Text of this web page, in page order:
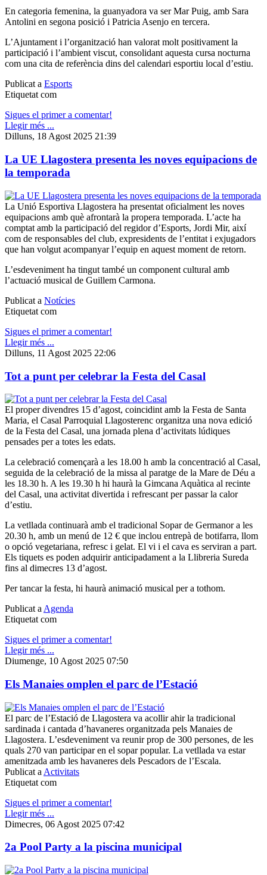
En categoria femenina, la guanyadora va ser Mar Puig, amb Sara
Antolini en segona posició i Patricia Asenjo en tercera.
L’Ajuntament i l’organització han valorat molt positivament la
participació i l’ambient viscut, consolidant aquesta cursa nocturna
com una cita de referència dins del calendari esportiu local d’estiu.
Publicat a Esports
Etiquetat com
Sigues el primer a comentar!
Llegir més ...
Dilluns, 18 Agost 2025 21:39
La UE Llagostera presenta les noves equipacions de
la temporada
La Unió Esportiva Llagostera ha presentat oficialment les noves
equipacions amb què afrontarà la propera temporada. L’acte ha
comptat amb la participació del regidor d’Esports, Jordi Mir, així
com de responsables del club, expresidents de l’entitat i exjugadors
que han volgut acompanyar l’equip en aquest moment de retorn.
L’esdeveniment ha tingut també un component cultural amb
l’actuació musical de Guillem Carmona.
Publicat a Notícies
Etiquetat com
Sigues el primer a comentar!
Llegir més ...
Dilluns, 11 Agost 2025 22:06
Tot a punt per celebrar la Festa del Casal
El proper divendres 15 d’agost, coincidint amb la Festa de Santa
Maria, el Casal Parroquial Llagosterenc organitza una nova edició
de la Festa del Casal, una jornada plena d’activitats lúdiques
pensades per a totes les edats.
La celebració començarà a les 18.00 h amb la concentració al Casal,
seguida de la celebració de la missa al paratge de la Mare de Déu a
les 18.30 h. A les 19.30 h hi haurà la Gimcana Aquàtica al recinte
del Casal, una activitat divertida i refrescant per passar la calor
d’estiu.
La vetllada continuarà amb el tradicional Sopar de Germanor a les
20.30 h, amb un menú de 12 € que inclou entrepà de botifarra, llom
o opció vegetariana, refresc i gelat. El vi i el cava es serviran a part.
Els tiquets es poden adquirir anticipadament a la Llibreria Sureda
fins al dimecres 13 d’agost.
Per tancar la festa, hi haurà animació musical per a tothom.
Publicat a Agenda
Etiquetat com
Sigues el primer a comentar!
Llegir més ...
Diumenge, 10 Agost 2025 07:50
Els Manaies omplen el parc de l’Estació
El parc de l’Estació de Llagostera va acollir ahir la tradicional
sardinada i cantada d’havaneres organitzada pels Manaies de
Llagostera. L’esdeveniment va reunir prop de 300 persones, de les
quals 270 van participar en el sopar popular. La vetllada va estar
amenitzada amb les havaneres dels Pescadors de l’Escala.
Publicat a Activitats
Etiquetat com
Sigues el primer a comentar!
Llegir més ...
Dimecres, 06 Agost 2025 07:42
2a Pool Party a la piscina municipal